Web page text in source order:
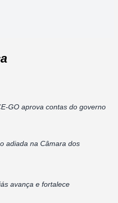
GO aprova contas do governo
adiada na Câmara dos
avança e fortalece